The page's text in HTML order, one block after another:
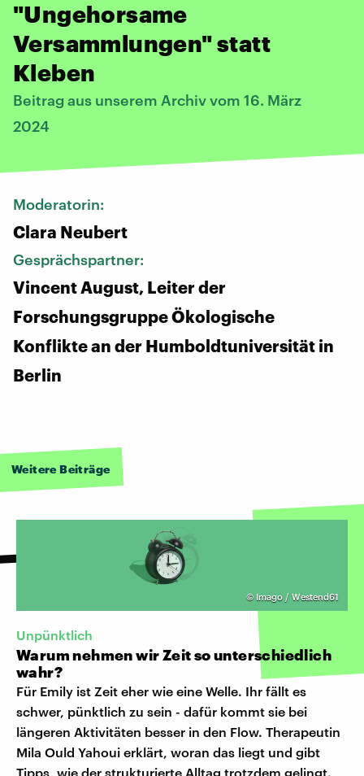
"Ungehorsame
Versammlungen" statt
Kleben
Beitrag aus unserem Archiv vom 16. März
2024
Moderatorin:
Clara Neubert
Gesprächspartner:
Vincent August, Leiter der
Forschungsgruppe Ökologische
Konflikte an der Humboldtuniversität in
Berlin
Weitere Beiträge
© Imago / Westend61
Unpünktlich
Warum nehmen wir Zeit so unterschiedlich
wahr?
Für Emily ist Zeit eher wie eine Welle. Ihr fällt es
schwer, pünktlich zu sein - dafür kommt sie bei
längeren Aktivitäten besser in den Flow. Therapeutin
Mila Ould Yahoui erklärt, woran das liegt und gibt
Tipps, wie der strukturierte Alltag trotzdem gelingt.